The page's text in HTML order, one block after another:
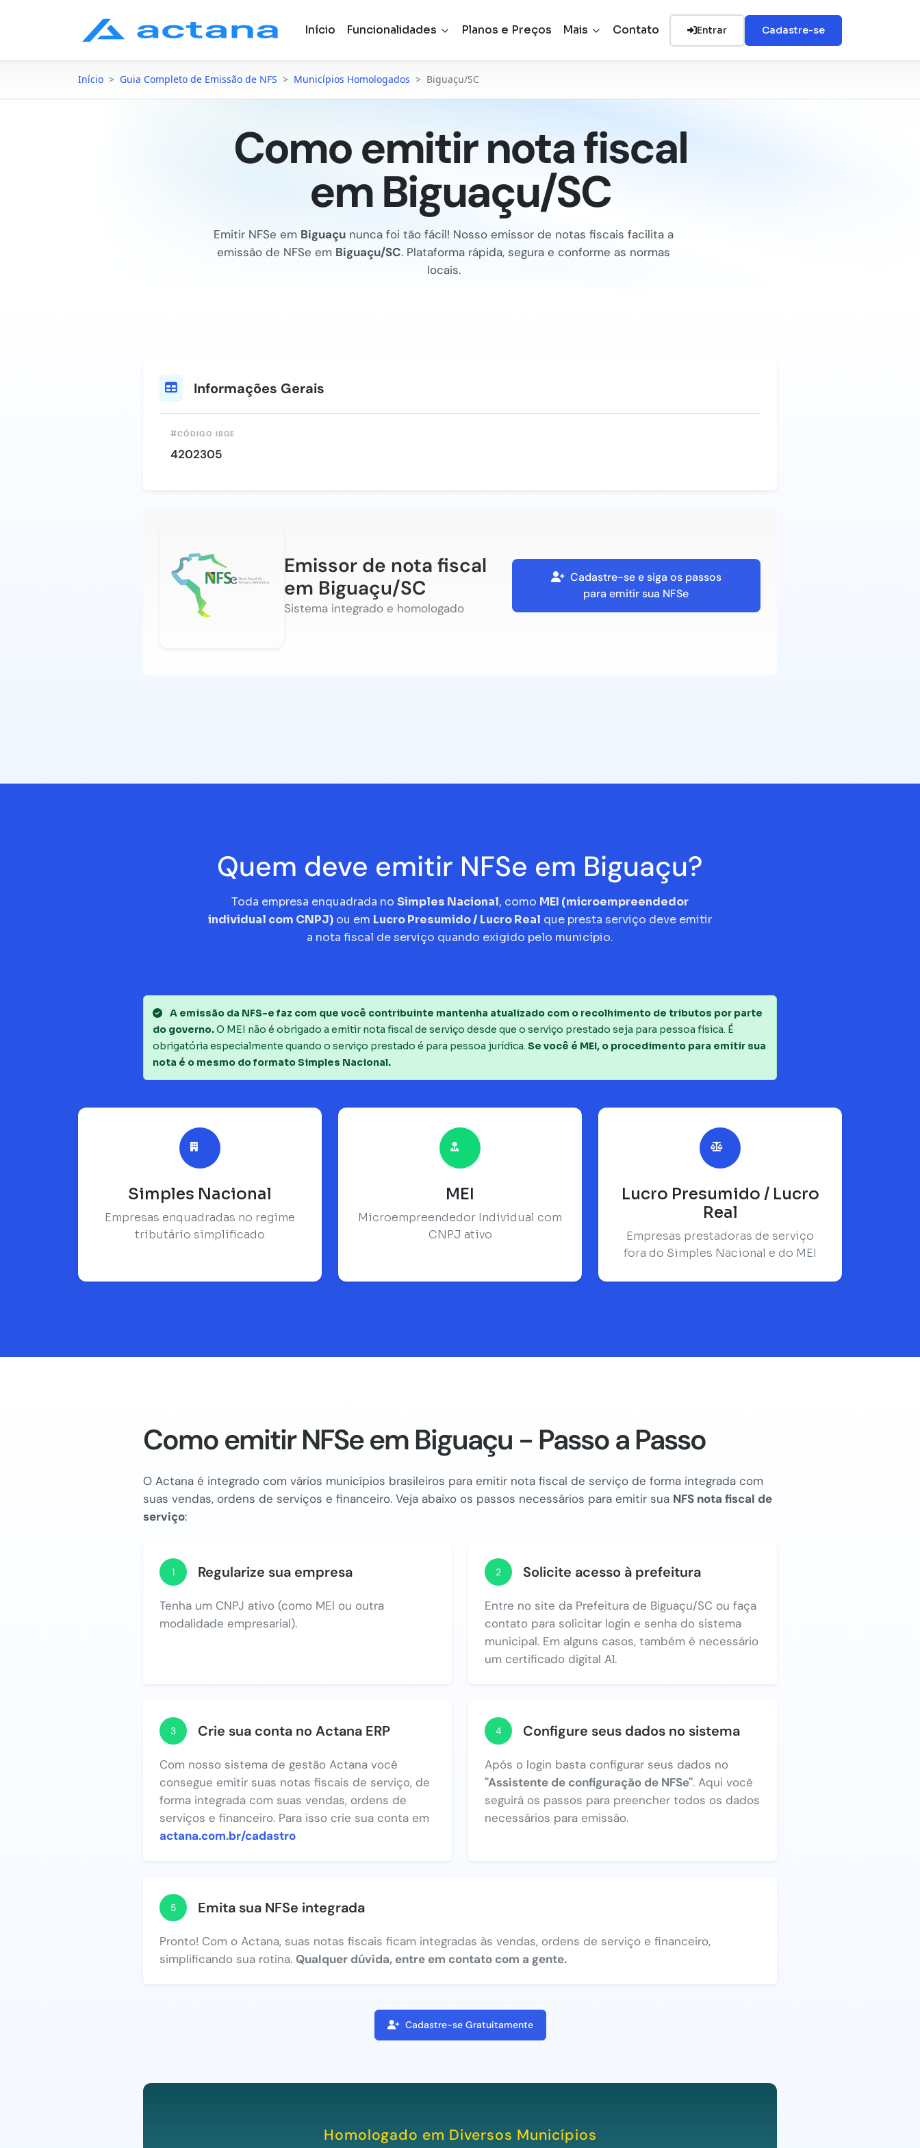
Início Funcionalidades Planos e Preços Mais Contato Entrar Cadastre-se
Início > Guia Completo de Emissão de NFS > Municípios Homologados > Biguaçu/SC
Como emitir nota fiscal
em Biguaçu/SC
Emitir NFSe em Biguaçu nunca foi tão fácil! Nosso emissor de notas fiscais facilita a
emissão de NFSe em Biguaçu/SC. Plataforma rápida, segura e conforme as normas
locais.
Informações Gerais
CÓDIGO IBGE
4202305
Emissor de nota fiscal
em Biguaçu/SC
Sistema integrado e homologado
Cadastre-se e siga os passos
para emitir sua NFSe
Quem deve emitir NFSe em Biguaçu?
Toda empresa enquadrada no Simples Nacional, como MEI (microempreendedor
individual com CNPJ) ou em Lucro Presumido / Lucro Real que presta serviço deve emitir
a nota fiscal de serviço quando exigido pelo município.
A emissão da NFS-e faz com que você contribuinte mantenha atualizado com o recolhimento de tributos por parte
do governo.O MEI não é obrigado a emitir nota fiscal de serviço desde que o serviço prestado seja para pessoa física. É
obrigatória especialmente quando o serviço prestado é para pessoa jurídica. Se você é MEI, o procedimento para emitir sua
nota é o mesmo do formato Simples Nacional.
Simples Nacional
Empresas enquadradas no regime
tributário simplificado
MEI
Microempreendedor Individual com
CNPJ ativo
Lucro Presumido / Lucro
Real
Empresas prestadoras de serviço
fora do Simples Nacional e do MEI
Como emitir NFSe em Biguaçu - Passo a Passo
O Actana é integrado com vários municípios brasileiros para emitir nota fiscal de serviço de forma integrada com
suas vendas, ordens de serviços e financeiro. Veja abaixo os passos necessários para emitir sua NFS nota fiscal de
serviço:
1 Regularize sua empresa
Tenha um CNPJ ativo (como MEI ou outra
modalidade empresarial).
2 Solicite acesso à prefeitura
Entre no site da Prefeitura de Biguaçu/SC ou faça
contato para solicitar login e senha do sistema
municipal. Em alguns casos, também é necessário
um certificado digital A1.
3 Crie sua conta no Actana ERP
Com nosso sistema de gestão Actana você
consegue emitir suas notas fiscais de serviço, de
forma integrada com suas vendas, ordens de
serviços e financeiro. Para isso crie sua conta em
actana.com.br/cadastro
4 Configure seus dados no sistema
Após o login basta configurar seus dados no
"Assistente de configuração de NFSe". Aqui você
seguirá os passos para preencher todos os dados
necessários para emissão.
5 Emita sua NFSe integrada
Pronto! Com o Actana, suas notas fiscais ficam integradas às vendas, ordens de serviço e financeiro,
simplificando sua rotina. Qualquer dúvida, entre em contato com a gente.
Cadastre-se Gratuitamente
Homologado em Diversos Municípios